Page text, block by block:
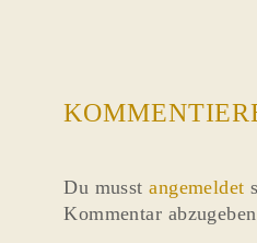
Du musstangemeldet
Kommentar